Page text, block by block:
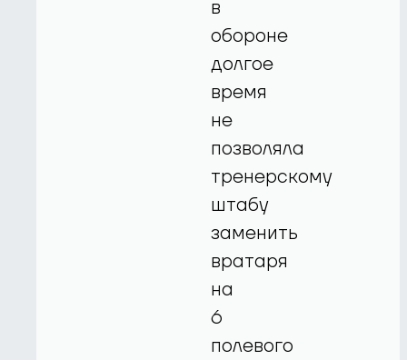
в
обороне
долгое
время
не
позволяла
тренерскому
штабу
заменить
вратаря
на
6
полевого